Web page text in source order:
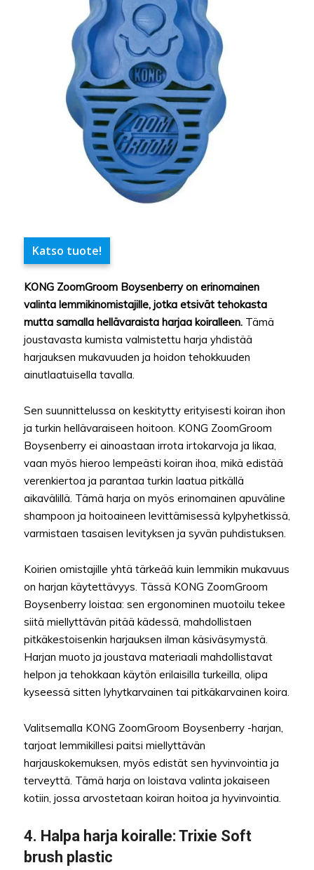
Katso tuote!
KONG ZoomGroom Boysenberry on erinomainen
valinta lemmikinomistajille, jotka etsivät tehokasta
mutta samalla hellävaraista harjaa koiralleen. Tämä
joustavasta kumista valmistettu harja yhdistää
harjauksen mukavuuden ja hoidon tehokkuuden
ainutlaatuisella tavalla.
Sen suunnittelussa on keskitytty erityisesti koiran ihon
ja turkin hellävaraiseen hoitoon. KONG ZoomGroom
Boysenberry ei ainoastaan irrota irtokarvoja ja likaa,
vaan myös hieroo lempeästi koiran ihoa, mikä edistää
verenkiertoa ja parantaa turkin laatua pitkällä
aikavälillä. Tämä harja on myös erinomainen apuväline
shampoon ja hoitoaineen levittämisessä kylpyhetkissä,
varmistaen tasaisen levityksen ja syvän puhdistuksen.
Koirien omistajille yhtä tärkeää kuin lemmikin mukavuus
on harjan käytettävyys. Tässä KONG ZoomGroom
Boysenberry loistaa: sen ergonominen muotoilu tekee
siitä miellyttävän pitää kädessä, mahdollistaen
pitkäkestoisenkin harjauksen ilman käsiväsymystä.
Harjan muoto ja joustava materiaali mahdollistavat
helpon ja tehokkaan käytön erilaisilla turkeilla, olipa
kyseessä sitten lyhytkarvainen tai pitkäkarvainen koira.
Valitsemalla KONG ZoomGroom Boysenberry -harjan,
tarjoat lemmikillesi paitsi miellyttävän
harjauskokemuksen, myös edistät sen hyvinvointia ja
terveyttä. Tämä harja on loistava valinta jokaiseen
kotiin, jossa arvostetaan koiran hoitoa ja hyvinvointia.
4. Halpa harja koiralle: Trixie Soft
brush plastic